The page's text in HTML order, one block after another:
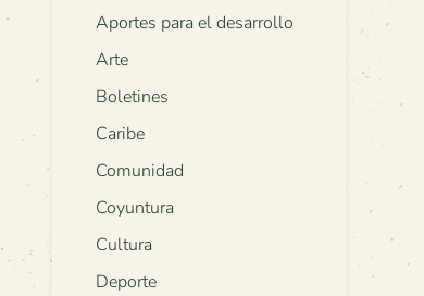
Aportes para el desarrollo
Arte
Boletines
Caribe
Comunidad
Coyuntura
Cultura
Deporte